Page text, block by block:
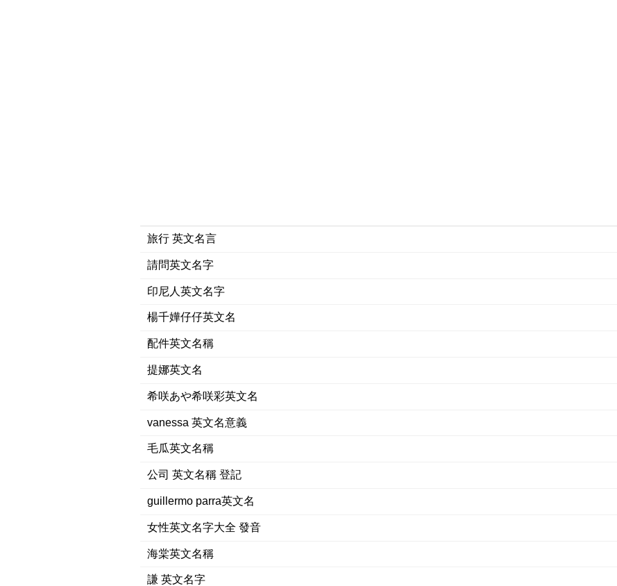
旅行 英文名言
請問英文名字
印尼人英文名字
楊千嬅仔仔英文名
配件英文名稱
提娜英文名
希咲あや希咲彩英文名
vanessa 英文名意義
毛瓜英文名稱
公司 英文名稱 登記
guillermo parra英文名
女性英文名字大全 發音
海棠英文名稱
謙 英文名字